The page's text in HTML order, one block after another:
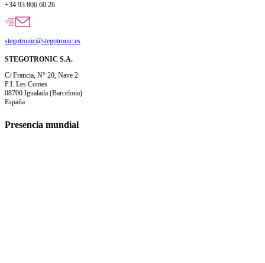
+34 93 806 60 26
stegotronic@stegotronic.es
STEGOTRONIC S.A.
C/ Francia, N° 20, Nave 2
P.I. Les Comes
08700 Igualada (Barcelona)
España
Presencia mundial